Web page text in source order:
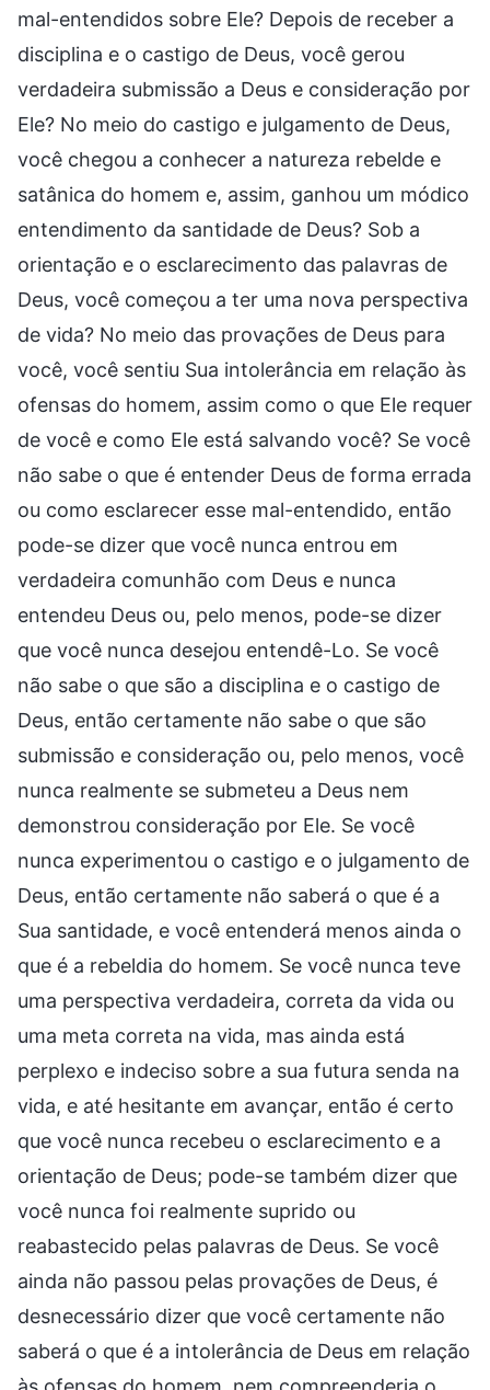
mal-entendidos sobre Ele? Depois de receber a
disciplina e o castigo de Deus, você gerou
verdadeira submissão a Deus e consideração por
Ele? No meio do castigo e julgamento de Deus,
você chegou a conhecer a natureza rebelde e
satânica do homem e, assim, ganhou um módico
entendimento da santidade de Deus? Sob a
orientação e o esclarecimento das palavras de
Deus, você começou a ter uma nova perspectiva
de vida? No meio das provações de Deus para
você, você sentiu Sua intolerância em relação às
ofensas do homem, assim como o que Ele requer
de você e como Ele está salvando você? Se você
não sabe o que é entender Deus de forma errada
ou como esclarecer esse mal-entendido, então
pode-se dizer que você nunca entrou em
verdadeira comunhão com Deus e nunca
entendeu Deus ou, pelo menos, pode-se dizer
que você nunca desejou entendê-Lo. Se você
não sabe o que são a disciplina e o castigo de
Deus, então certamente não sabe o que são
submissão e consideração ou, pelo menos, você
nunca realmente se submeteu a Deus nem
demonstrou consideração por Ele. Se você
nunca experimentou o castigo e o julgamento de
Deus, então certamente não saberá o que é a
Sua santidade, e você entenderá menos ainda o
que é a rebeldia do homem. Se você nunca teve
uma perspectiva verdadeira, correta da vida ou
uma meta correta na vida, mas ainda está
perplexo e indeciso sobre a sua futura senda na
vida, e até hesitante em avançar, então é certo
que você nunca recebeu o esclarecimento e a
orientação de Deus; pode-se também dizer que
você nunca foi realmente suprido ou
reabastecido pelas palavras de Deus. Se você
ainda não passou pelas provações de Deus, é
desnecessário dizer que você certamente não
saberá o que é a intolerância de Deus em relação